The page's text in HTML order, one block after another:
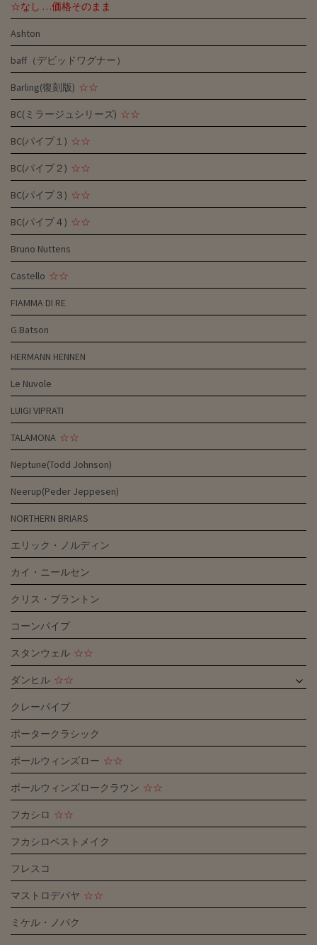
☆なし …価格そのまま
Ashton
baff（デビッドワグナー）
Barling(復刻版) ☆☆
BC(ミラージュシリーズ) ☆☆
BC(パイプ１) ☆☆
BC(パイプ２) ☆☆
BC(パイプ３) ☆☆
BC(パイプ４) ☆☆
Bruno Nuttens
Castello ☆☆
FIAMMA DI RE
G.Batson
HERMANN HENNEN
Le Nuvole
LUIGI VIPRATI
TALAMONA ☆☆
Neptune(Todd Johnson)
Neerup(Peder Jeppesen)
NORTHERN BRIARS
エリック・ノルディン
カイ・ニールセン
クリス・ブラントン
コーンパイプ
スタンウェル ☆☆
ダンヒル ☆☆
クレーパイプ
ポータークラシック
ポールウィンズロー ☆☆
ポールウィンズロークラウン ☆☆
フカシロ ☆☆
フカシロベストメイク
フレスコ
マストロデパヤ ☆☆
ミケル・ノバク